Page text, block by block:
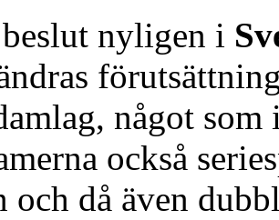
nyligen i
något
också
och då även